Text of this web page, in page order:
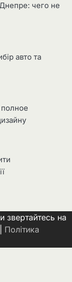
чего не
авто та
звертайтесь на
Політика